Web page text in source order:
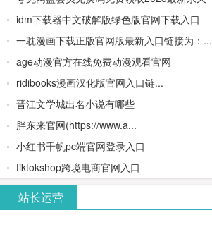
新AI图像
生成器
成
Doubao-
1.5-pro与
idm下载器中文破解版绿色版官网下载入口
一耽漫画下载正版官网版最新入口链接为：...
age动漫官方在线免费动漫观看官网
ridibooks漫画汉化版官网入口链...
晋江文学城出名小说有哪些
胖东来官网(https://www.a...
小红书千帆pc端官网登录入口
tiktokshop跨境电商官网入口
站长运营